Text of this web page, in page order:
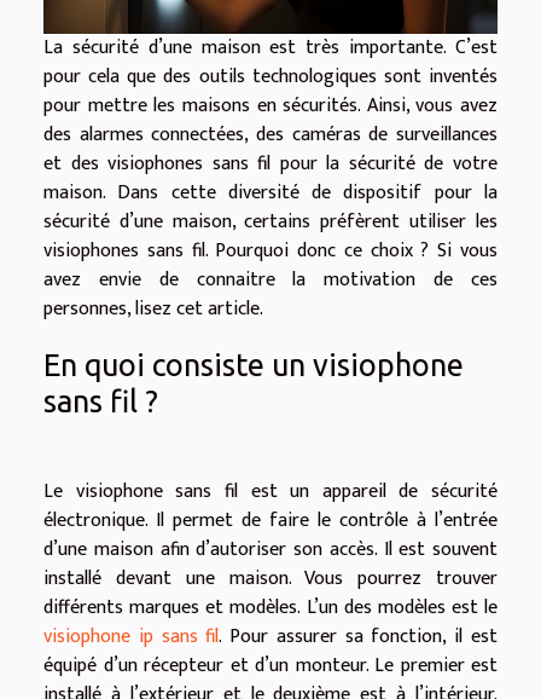
La sécurité d’une maison est très importante. C’est
pour cela que des outils technologiques sont inventés
pour mettre les maisons en sécurités. Ainsi, vous avez
des alarmes connectées, des caméras de surveillances
et des visiophones sans fil pour la sécurité de votre
maison. Dans cette diversité de dispositif pour la
sécurité d’une maison, certains préfèrent utiliser les
visiophones sans fil. Pourquoi donc ce choix ? Si vous
avez envie de connaitre la motivation de ces
personnes, lisez cet article.
En quoi consiste un visiophone
sans fil ?
Le visiophone sans fil est un appareil de sécurité
électronique. Il permet de faire le contrôle à l’entrée
d’une maison afin d’autoriser son accès. Il est souvent
installé devant une maison. Vous pourrez trouver
différents marques et modèles. L’un des modèles est le
visiophone ip sans fil. Pour assurer sa fonction, il est
équipé d’un récepteur et d’un monteur. Le premier est